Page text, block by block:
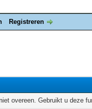
Registreren
overeen. Gebruikt u deze